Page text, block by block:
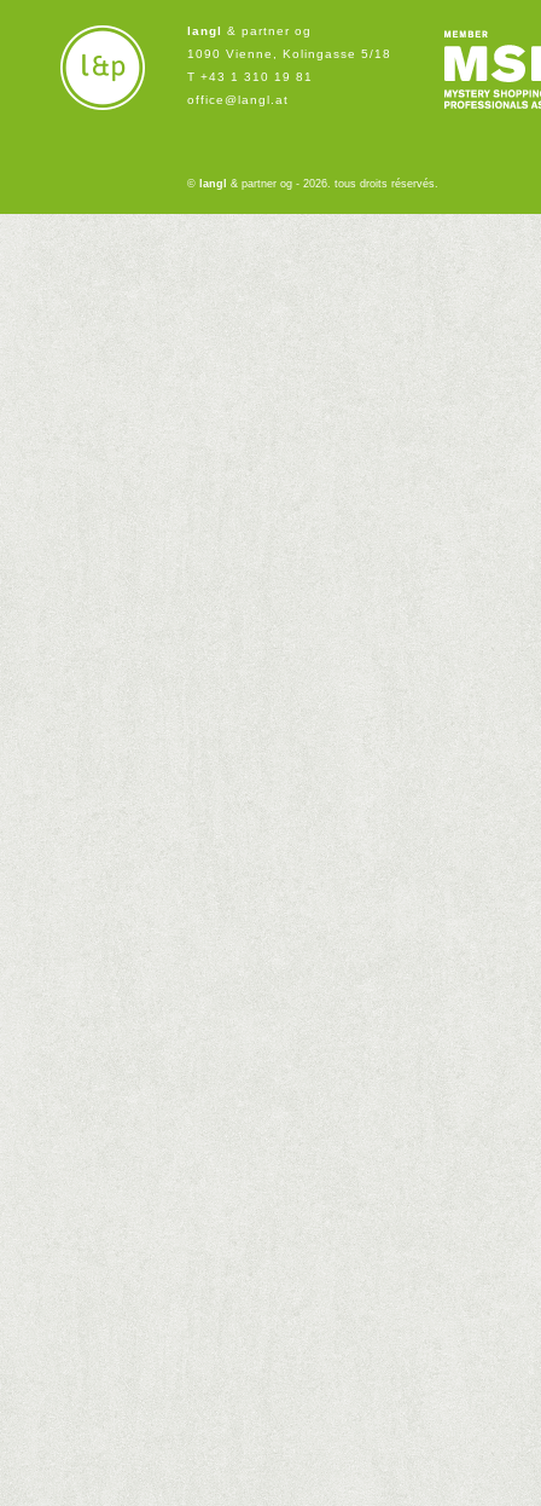
langl & partner og
1090 Vienne, Kolingasse 5/18
T +43 1 310 19 81
office@langl.at
© langl & partner og - 2026. tous droits réservés.